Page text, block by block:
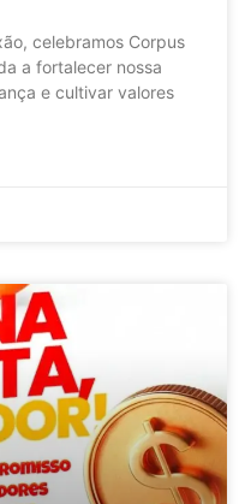
celebramos Corpus
a fortalecer nossa
e cultivar valores